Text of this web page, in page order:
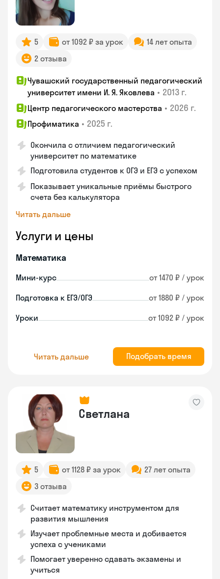
5 от 1092 ₽ за урок
14 лет опыта
2 отзыва
Чувашский государственный педагогический
университет имени И. Я. Яковлева • 2013 г.
Центр педагогического мастерства • 2026 г.
Профиматика • 2025 г.
Окончила с отличием педагогический
университет по математике
Подготовила студентов к ОГЭ и ЕГЭ с успехом
Показывает уникальные приёмы быстрого
счета без калькулятора
Читать дальше
Услуги и цены
Математика
Мини-курс от 1470 ₽ / урок
Подготовка к ЕГЭ/ОГЭ от 1880 ₽ / урок
Уроки от 1092 ₽ / урок
Читать дальше Подобрать время
Светлана
5 от 1128 ₽ за урок
27 лет опыта
3 отзыва
Считает математику инструментом для
развития мышления
Изучает проблемные места и добивается
успеха с учениками
Помогает уверенно сдавать экзамены и
учиться